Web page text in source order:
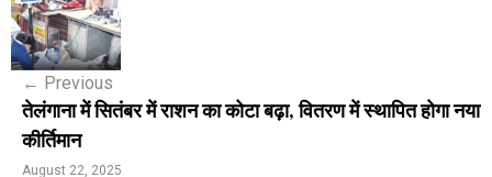
o
s
n
← Previous
तेलंगाना में सितंबर में राशन का कोटा बढ़ा, वितरण में स्थापित होगा नया
कीर्तिमान
August 22, 2025